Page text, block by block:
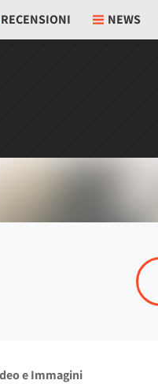
RECENSIONI NEWS
e Immagini